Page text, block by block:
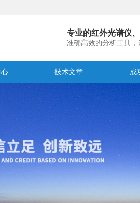
专业的红外光谱仪
准确高效的分析工具，
技术文章 成